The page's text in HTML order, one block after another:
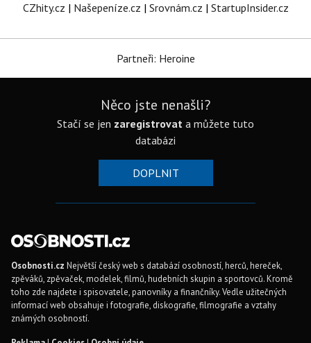
CZhity.cz | Našepeníze.cz | Srovnám.cz | StartupInsider.cz
Partneři: Heroine
Něco jste nenašli?
Stačí se jen zaregistrovat a můžete tuto
databázi
DOPLNIT
Osobnosti.cz Největší český web s databází osobností, herců, hereček,
zpěváků, zpěvaček, modelek, filmů, hudebních skupin a sportovců. Kromě
toho zde najdete i spisovatele, panovníky a finančníky. Vedle užitečných
informací web obsahuje i fotografie, diskografie, filmografie a vztahy
známých osobností.